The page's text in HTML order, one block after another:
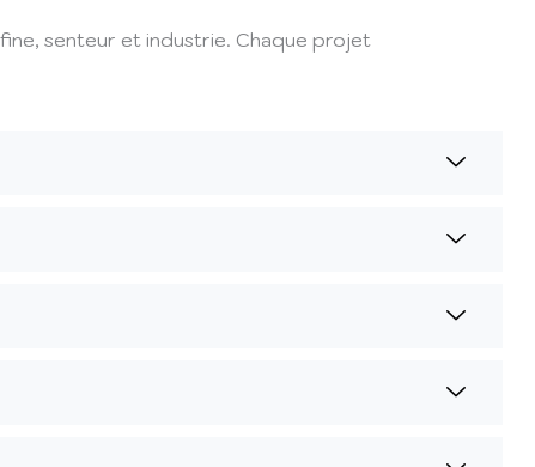
senteur et industrie. Chaque projet